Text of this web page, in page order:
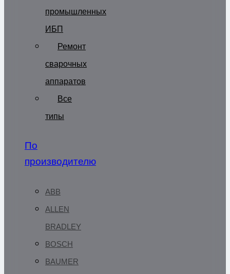
промышленных
ИБП
Ремонт
сварочных
аппаратов
Все
типы
По
производителю
ABB
ALLEN
BRADLEY
BOSCH
BAUMER